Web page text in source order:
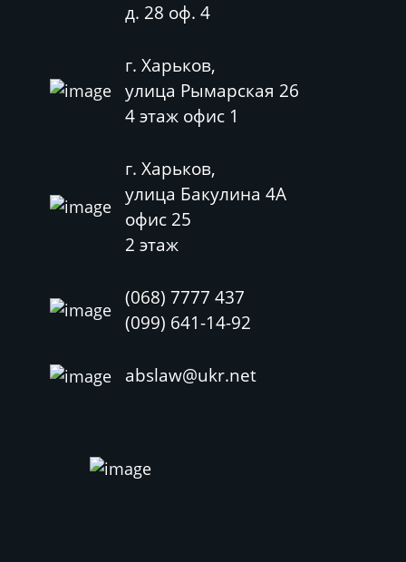
д. 28 оф. 4
г. Харьков,
улица Рымарская 26
4 этаж офис 1
г. Харьков,
улица Бакулина 4А
офис 25
2 этаж
(068) 7777 437
(099) 641-14-92
abslaw@ukr.net